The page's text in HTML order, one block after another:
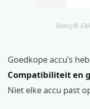
Boncy®
Goedkope accu’s
Compatibiliteit en
Niet elke accu past